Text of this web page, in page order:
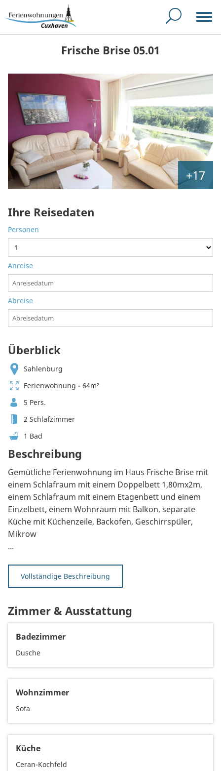
Frische Brise 05.01
+17
Ihre Reisedaten
Personen
Anreise
Abreise
Überblick
Sahlenburg
Ferienwohnung - 64m²
5 Pers.
2 Schlafzimmer
1 Bad
Beschreibung
Gemütliche Ferienwohnung im Haus Frische Brise mit
einem Schlafraum mit einem Doppelbett 1,80mx2m,
einem Schlafraum mit einem Etagenbett und einem
Einzelbett, einem Wohnraum mit Balkon, separate
Küche mit Küchenzeile, Backofen, Geschirrspüler,
Mikrow
...
Vollständige Beschreibung
Zimmer & Ausstattung
Badezimmer
Dusche
Wohnzimmer
Sofa
Küche
Ceran-Kochfeld